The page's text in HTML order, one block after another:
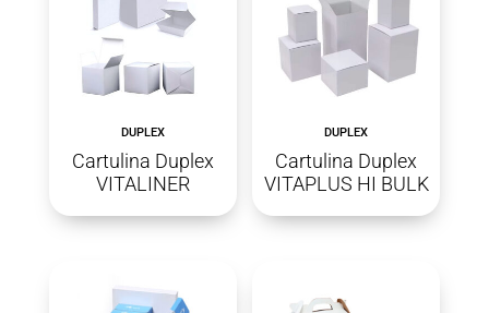
DUPLEX
Cartulina Duplex
VITALINER
DUPLEX
Cartulina Duplex
VITAPLUS HI BULK